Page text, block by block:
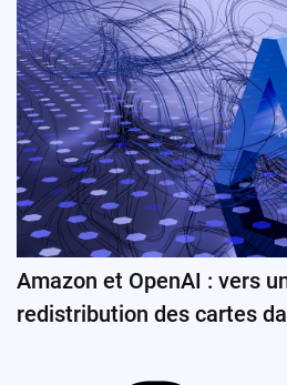
Amazon et OpenAI : vers
redistribution des cartes